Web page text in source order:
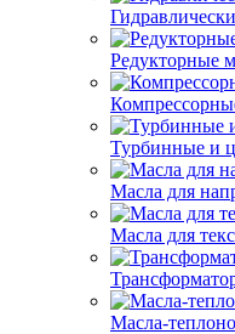
Редукторные
Турбинные и
Масла для
Масла для
Масла-